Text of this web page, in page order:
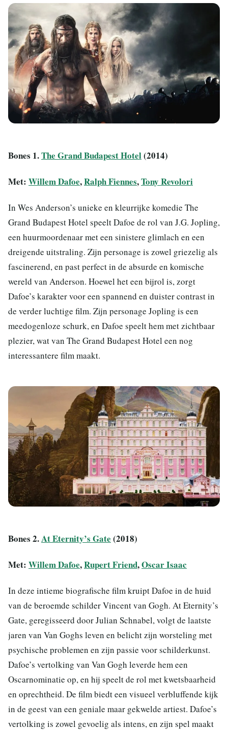
Bones 1.The Grand Budapest Hotel(2014)
Met: Willem Dafoe,Ralph Fiennes,Tony Revolori
In Wes Anderson’s unieke en kleurrijke komedie The
Grand Budapest Hotel speelt Dafoe de rol van J.G. Jopling,
een huurmoordenaar met een sinistere glimlach en een
dreigende uitstraling. Zijn personage is zowel griezelig als
fascinerend, en past perfect in de absurde en komische
wereld van Anderson. Hoewel het een bijrol is, zorgt
Dafoe’s karakter voor een spannend en duister contrast in
de verder luchtige film. Zijn personage Jopling is een
meedogenloze schurk, en Dafoe speelt hem met zichtbaar
plezier, wat van The Grand Budapest Hotel een nog
interessantere film maakt.
Bones 2.At Eternity’s Gate (2018)
Met: Willem Dafoe,Rupert Friend,Oscar Isaac
In deze intieme biografische film kruipt Dafoe in de huid
van de beroemde schilder Vincent van Gogh. At Eternity’s
Gate, geregisseerd door Julian Schnabel, volgt de laatste
jaren van Van Goghs leven en belicht zijn worsteling met
psychische problemen en zijn passie voor schilderkunst.
Dafoe’s vertolking van Van Gogh leverde hem een
Oscarnominatie op, en hij speelt de rol met kwetsbaarheid
en oprechtheid. De film biedt een visueel verbluffende kijk
in de geest van een geniale maar gekwelde artiest. Dafoe’s
vertolking is zowel gevoelig als intens, en zijn spel maakt